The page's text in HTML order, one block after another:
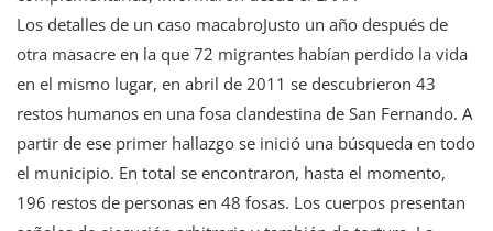
Los detalles de un caso macabroJusto un año después de
otra masacre en la que 72 migrantes habían perdido la vida
en el mismo lugar, en abril de 2011 se descubrieron 43
restos humanos en una fosa clandestina de San Fernando. A
partir de ese primer hallazgo se inició una búsqueda en todo
el municipio. En total se encontraron, hasta el momento,
196 restos de personas en 48 fosas. Los cuerpos presentan